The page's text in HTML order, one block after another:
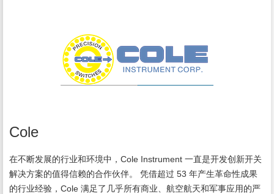
Cole
在不断发展的行业和环境中，Cole Instrument 一直是开发创新开关
解决方案的值得信赖的合作伙伴。 凭借超过 53 年产生革命性成果
的行业经验，Cole 满足了几乎所有商业、航空航天和军事应用的严